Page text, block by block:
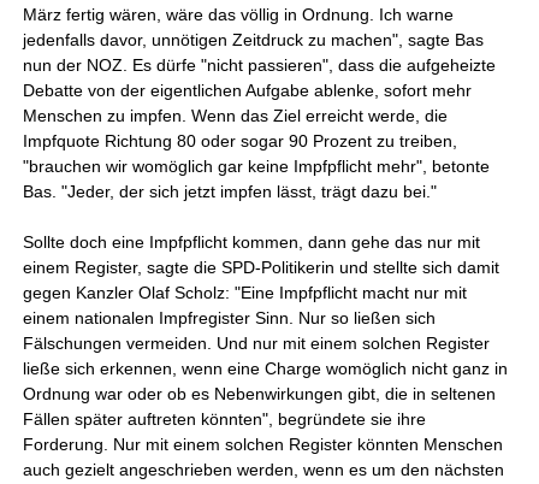
März fertig wären, wäre das völlig in Ordnung. Ich warne
jedenfalls davor, unnötigen Zeitdruck zu machen", sagte Bas
nun der NOZ. Es dürfe "nicht passieren", dass die aufgeheizte
Debatte von der eigentlichen Aufgabe ablenke, sofort mehr
Menschen zu impfen. Wenn das Ziel erreicht werde, die
Impfquote Richtung 80 oder sogar 90 Prozent zu treiben,
"brauchen wir womöglich gar keine Impfpflicht mehr", betonte
Bas. "Jeder, der sich jetzt impfen lässt, trägt dazu bei."
Sollte doch eine Impfpflicht kommen, dann gehe das nur mit
einem Register, sagte die SPD-Politikerin und stellte sich damit
gegen Kanzler Olaf Scholz: "Eine Impfpflicht macht nur mit
einem nationalen Impfregister Sinn. Nur so ließen sich
Fälschungen vermeiden. Und nur mit einem solchen Register
ließe sich erkennen, wenn eine Charge womöglich nicht ganz in
Ordnung war oder ob es Nebenwirkungen gibt, die in seltenen
Fällen später auftreten könnten", begründete sie ihre
Forderung. Nur mit einem solchen Register könnten Menschen
auch gezielt angeschrieben werden, wenn es um den nächsten